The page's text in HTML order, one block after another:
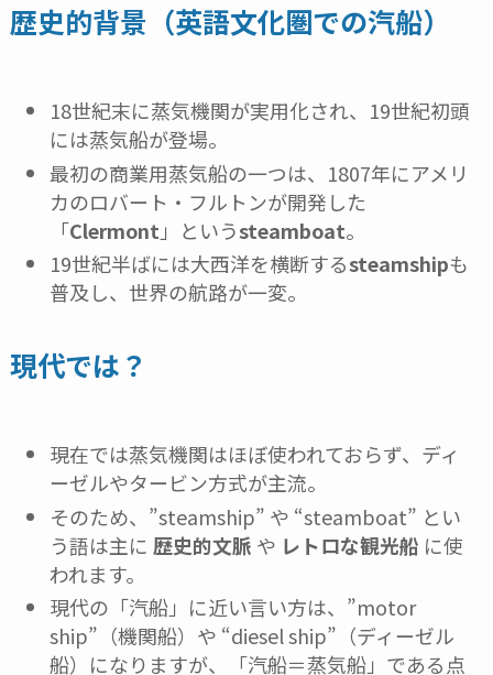
歴史的背景（英語文化圏での汽船）
18世紀末に蒸気機関が実用化され、19世紀初頭
には蒸気船が登場。
最初の商業用蒸気船の一つは、1807年にアメリ
カのロバート・フルトンが開発した
「Clermont 」というsteamboat。
19世紀半ばには大西洋を横断するsteamshipも
普及し、世界の航路が一変。
現代では？
現在では蒸気機関はほぼ使われておらず、ディ
ーゼルやタービン方式が主流。
そのため、”steamship” や “steamboat” とい
う語は主に 歴史的文脈 や レトロな観光船 に使
われます。
現代の「汽船」に近い言い方は、”motor
ship”（機関船）や “diesel ship”（ディーゼル
船）になりますが、「汽船＝蒸気船」である点